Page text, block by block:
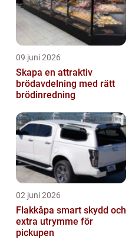
09 juni 2026
Skapa en attraktiv
brödavdelning med rätt
brödinredning
02 juni 2026
Flakkåpa smart skydd och
extra utrymme för
pickupen